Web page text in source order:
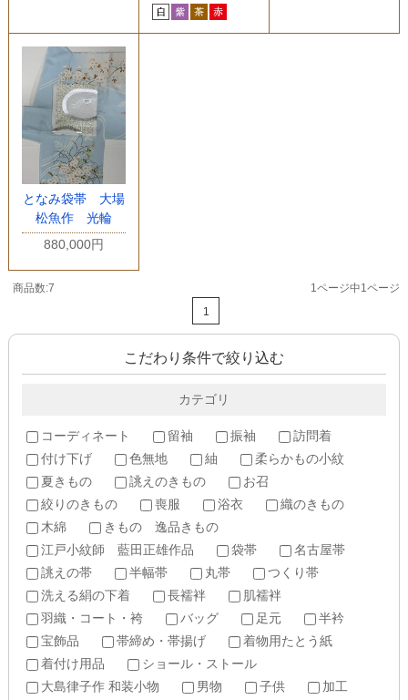
となみ袋帯 大場
松魚作 光輪
880,000円
商品数:7
1ページ中1ページ
1
こだわり条件で絞り込む
カテゴリ
コーディネート 留袖 振袖
訪問着
付け下げ
色無地 紬
柔らかもの小紋
夏きもの
誂えのきもの
お召
絞りのきもの
喪服 浴衣
織のきもの
木綿
きもの 逸品きもの
江戸小紋師 藍田正雄作品
袋帯
名古屋帯
誂えの帯
半幅帯 丸帯
つくり帯
洗える絹の下着
長襦袢
肌襦袢
羽織・コート・袴
バッグ 足元
半衿
宝飾品
帯締め・帯揚げ
着物用たとう紙
着付け用品
ショール・ストール
大島律子作 和装小物
男物 子供
加工